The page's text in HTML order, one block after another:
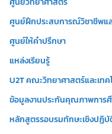
ศูนย์ฝึกประสบการณ์วิชาชีพแ
ศูนย์ให้คำปรึกษา
แหล่งเรียนรู้
U2T คณะวิทยาศาสตร์และเทค
ข้อมูลงานประกันคุณภาพการศึ
หลักสูตรรอบรมทักษะเชิงปฏิบั